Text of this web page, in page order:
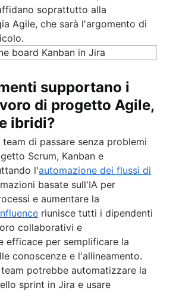
soprattutto alla
Agile, che sarà l'argomento di
supportano i
di progetto Agile,
ibridi?
di passare senza problemi
Scrum, Kanban e
l'automazione dei flussi di
basate sull'IA per
e aumentare la
riunisce tutti i dipendenti
collaborativi e
efficace per semplificare la
conoscenze e l'allineamento.
potrebbe automatizzare la
sprint in Jira e usare